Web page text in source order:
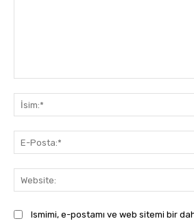
Ismimi, e-postamı ve web sitemi bir